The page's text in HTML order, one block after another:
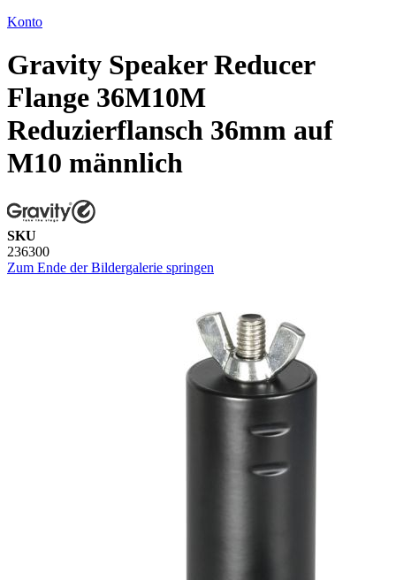
Konto
Gravity Speaker Reducer
Flange 36M10M
Reduzierflansch 36mm auf
M10 männlich
SKU
236300
Zum Ende der Bildergalerie springen